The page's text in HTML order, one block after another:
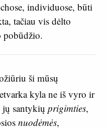
individuose, būti
tačiau vis dėlto
pobūdžio.
ši mūsų
kyla ne iš vyro ir
jų santykių prigimties,
nuodėmės,